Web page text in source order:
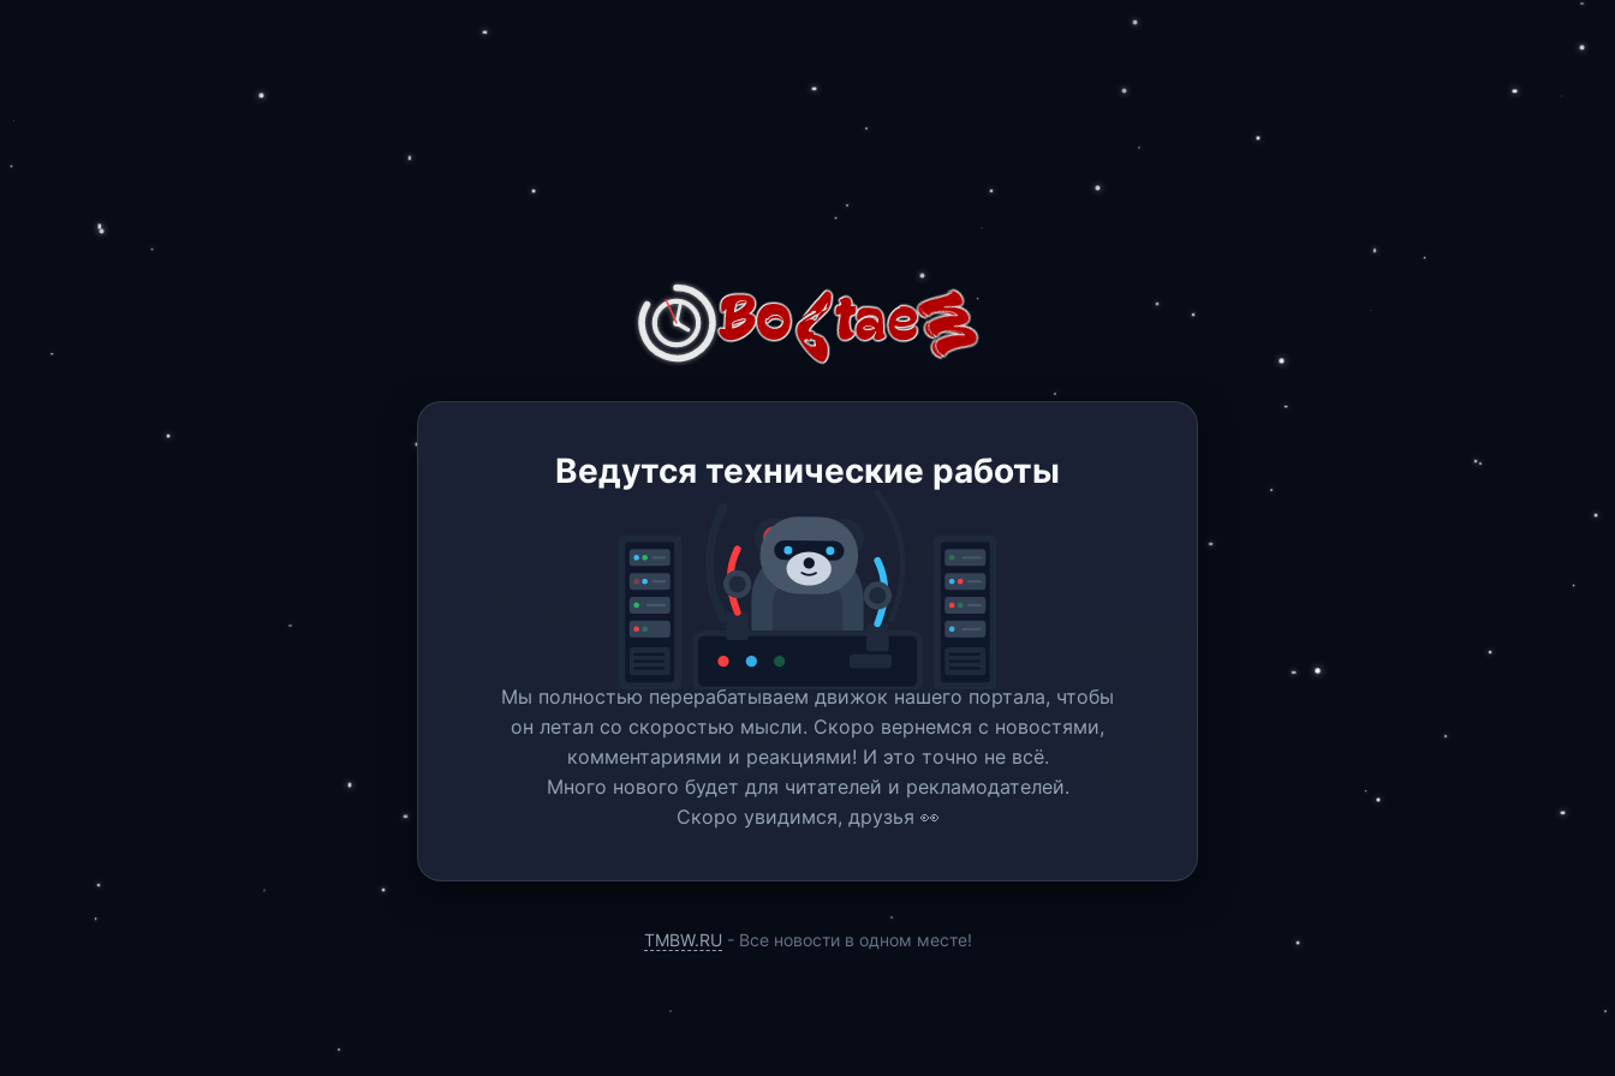
Ведутся технические работы
Мы полностью перерабатываем движок нашего портала, чтобы
он летал со скоростью мысли. Скоро вернемся c новостями,
комментариями и реакциями! И это точно не всё.
Много нового будет для читателей и рекламодателей.
Скоро увидимся, друзья 👀
TMBW.RU - Все новости в одном месте!